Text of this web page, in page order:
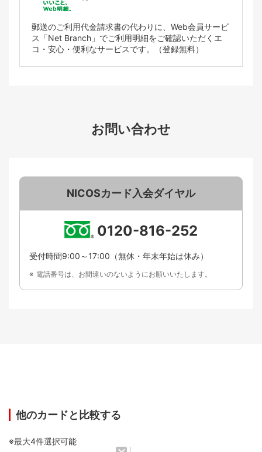
郵送のご利用代金請求書の代わりに、Web会員サービ
ス「Net Branch」でご利用明細をご確認いただくエ
コ・安心・便利なサービスです。（登録無料）
お問い合わせ
NICOSカード入会ダイヤル
0120-816-252
受付時間9:00～17:00（無休・年末年始は休み）
電話番号は、お間違いのないようにお願いいたします。
他のカードと比較する
※最大4件選択可能